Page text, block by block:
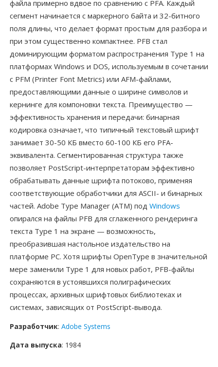
файла примерно вдвое по сравнению с PFA. Каждый
сегмент начинается с маркерного байта и 32-битного
поля длины, что делает формат простым для разбора и
при этом существенно компактнее. PFB стал
доминирующим форматом распространения Type 1 на
платформах Windows и DOS, используемым в сочетании
с PFM (Printer Font Metrics) или AFM-файлами,
предоставляющими данные о ширине символов и
кернинге для компоновки текста. Преимущество —
эффективность хранения и передачи: бинарная
кодировка означает, что типичный текстовый шрифт
занимает 30-50 КБ вместо 60-100 КБ его PFA-
эквивалента. Сегментированная структура также
позволяет PostScript-интерпретаторам эффективно
обрабатывать данные шрифта потоково, применяя
соответствующие обработчики для ASCII- и бинарных
частей. Adobe Type Manager (ATM) под Windows
опирался на файлы PFB для сглаженного рендеринга
текста Type 1 на экране — возможность,
преобразившая настольное издательство на
платформе PC. Хотя шрифты OpenType в значительной
мере заменили Type 1 для новых работ, PFB-файлы
сохраняются в устоявшихся полиграфических
процессах, архивных шрифтовых библиотеках и
системах, зависящих от PostScript-вывода.
Разработчик: Adobe Systems
Дата выпуска: 1984